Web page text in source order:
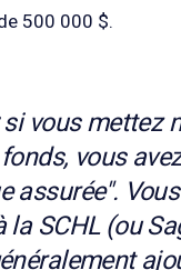
500 000 $.
vous mettez
vous
assurée".
la SCHL (ou